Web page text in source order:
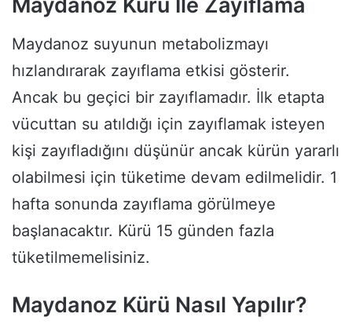
Maydanoz Kürü İle Zayıflama
Maydanoz suyunun metabolizmayı
hızlandırarak zayıflama etkisi gösterir.
Ancak bu geçici bir zayıflamadır. İlk etapta
vücuttan su atıldığı için zayıflamak isteyen
kişi zayıfladığını düşünür ancak kürün yararlı
olabilmesi için tüketime devam edilmelidir. 1
hafta sonunda zayıflama görülmeye
başlanacaktır. Kürü 15 günden fazla
tüketilmemelisiniz.
Maydanoz Kürü Nasıl Yapılır?